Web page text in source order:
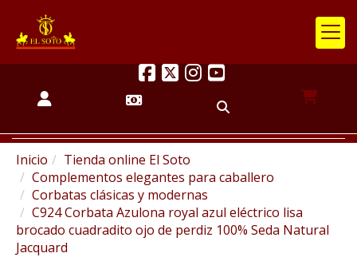
Inicio
Tienda online El Soto
Complementos elegantes para caballero
Corbatas clásicas y modernas
C924 Corbata Azulona royal azul eléctrico lisa
brocado cuadradito ojo de perdiz 100% Seda Natural
Jacquard